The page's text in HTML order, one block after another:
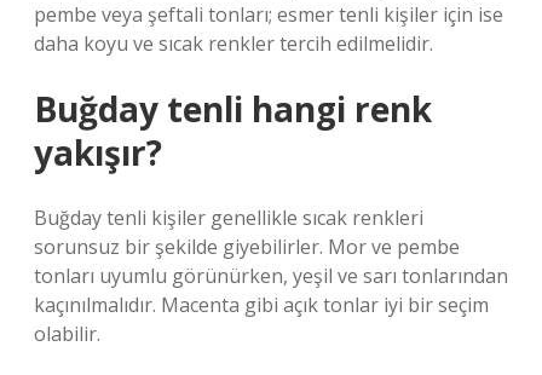
pembe veya şeftali tonları; esmer tenli kişiler için ise
daha koyu ve sıcak renkler tercih edilmelidir.
Buğday tenli hangi renk
yakışır?
Buğday tenli kişiler genellikle sıcak renkleri
sorunsuz bir şekilde giyebilirler. Mor ve pembe
tonları uyumlu görünürken, yeşil ve sarı tonlarından
kaçınılmalıdır. Macenta gibi açık tonlar iyi bir seçim
olabilir.